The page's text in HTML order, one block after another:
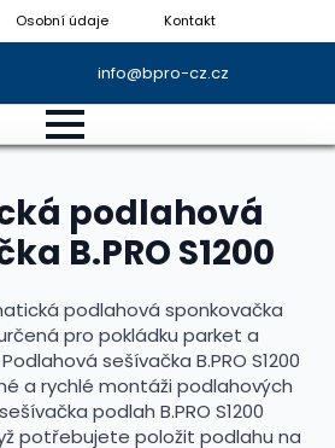
Osobní údaje Kontakt
info@bpro-cz.cz
podlahová
B.PRO S1200
podlahová sponkovačka
určená pro pokládku parket a
sešívačka B.PRO S1200
a rychlé montáži podlahových
podlah B.PRO S1200
potřebujete položit podlahu na